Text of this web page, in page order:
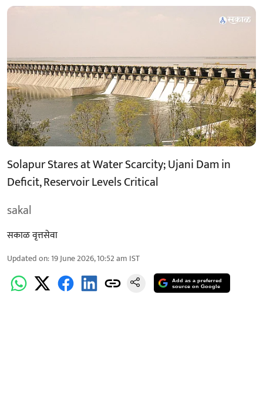
Solapur Stares at Water Scarcity; Ujani Dam in
Deficit, Reservoir Levels Critical
sakal
सकाळ वृत्तसेवा
Updated on:19 June 2026, 10:52 am IST
Add as a preferred
source on Google